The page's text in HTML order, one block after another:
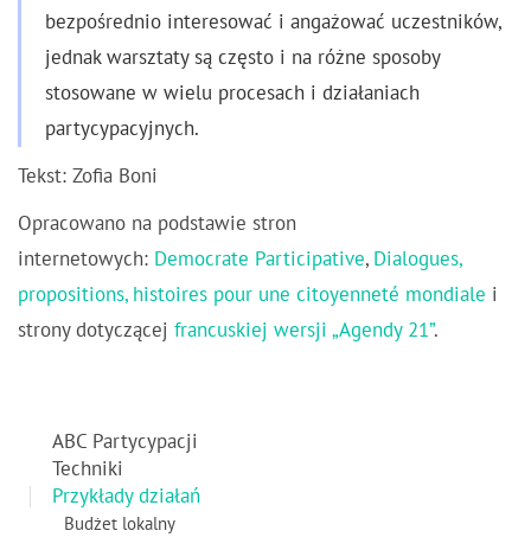
bezpośrednio interesować i angażować uczestników,
jednak warsztaty są często i na różne sposoby
stosowane w wielu procesach i działaniach
partycypacyjnych.
Tekst: Zofia Boni
Opracowano na podstawie stron
internetowych: Democrate Participative, Dialogues,
propositions, histoires pour une citoyenneté mondiale i
strony dotyczącej francuskiej wersji „Agendy 21”.
ABC Partycypacji
Techniki
Przykłady działań
Budżet lokalny